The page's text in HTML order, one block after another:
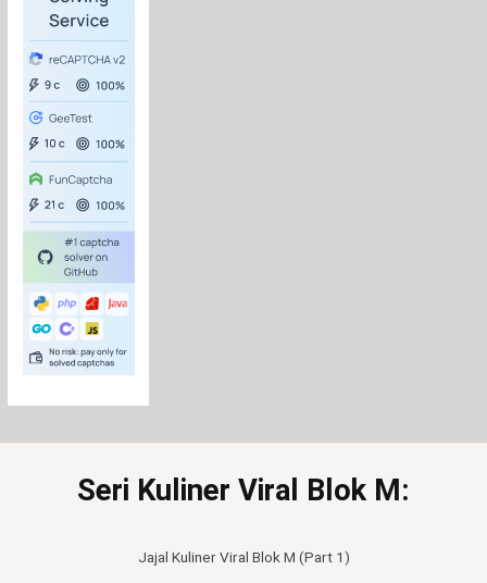
Seri Kuliner Viral Blok M:
Jajal Kuliner Viral Blok M (Part 1)